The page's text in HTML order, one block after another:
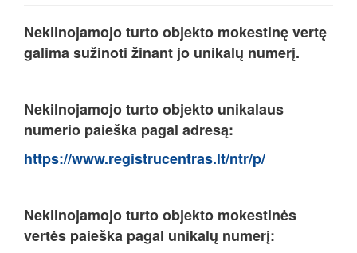
Nekilnojamojo turto objekto mokestinę vertę
galima sužinoti žinant jo unikalų numerį.
Nekilnojamojo turto objekto unikalaus
numerio paieška pagal adresą:
https://www.registrucentras.lt/ntr/p/
Nekilnojamojo turto objekto mokestinės
vertės paieška pagal unikalų numerį: